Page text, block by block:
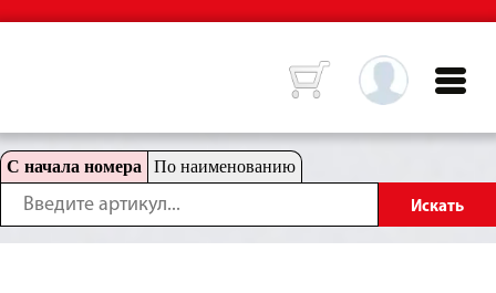
С начала номера По наименованию